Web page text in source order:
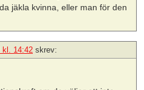
jäkla kvinna, eller man för den
kl. 14:42 skrev: